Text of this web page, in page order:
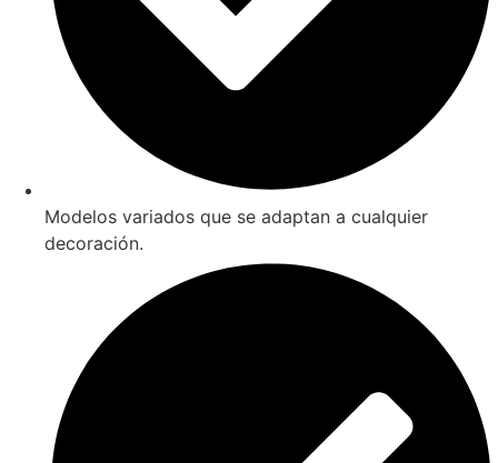
Modelos variados que se adaptan a cualquier
decoración.